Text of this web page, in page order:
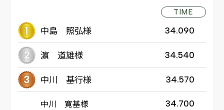
TIME
中島 照弘様 34.090
濵 道雄様 34.540
中川 基行様 34.570
中川 寛基様 34.700